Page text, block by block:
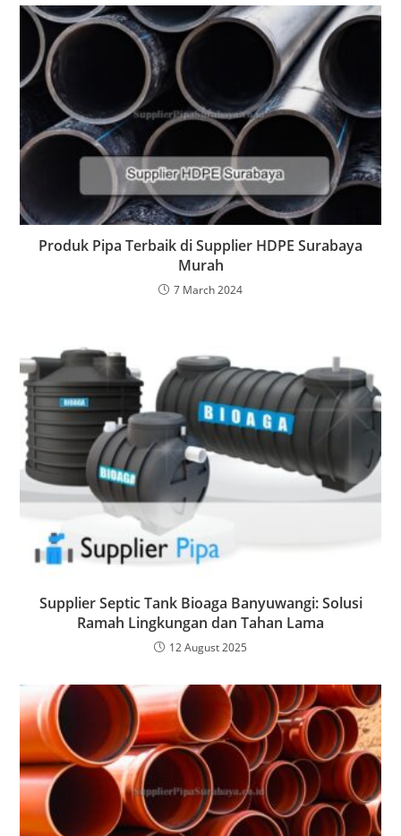
Produk Pipa Terbaik di Supplier HDPE Surabaya
Murah
7 March 2024
Supplier Septic Tank Bioaga Banyuwangi: Solusi
Ramah Lingkungan dan Tahan Lama
12 August 2025